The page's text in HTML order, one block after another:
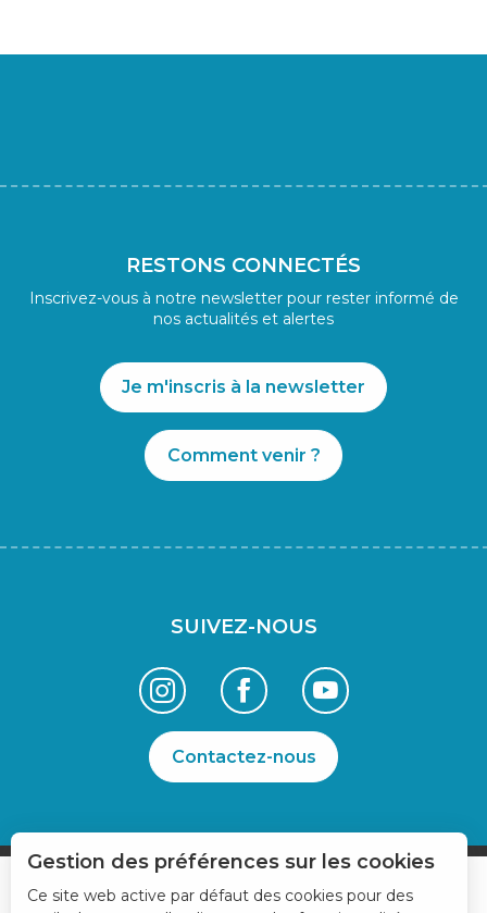
Description
RESTONS CONNECTÉS
Inscrivez-vous à notre newsletter pour rester informé de
nos actualités et alertes
Je m'inscris à la newsletter
Comment venir ?
SUIVEZ-NOUS
Contactez-nous
Gestion des préférences sur les cookies
Ce site web active par défaut des cookies pour des